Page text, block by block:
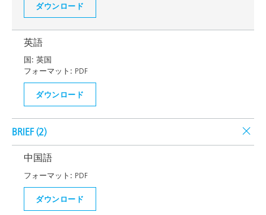
ダウンロード
英語
国: 英国
フォーマット: PDF
ダウンロード
BRIEF (2)
中国語
フォーマット: PDF
ダウンロード